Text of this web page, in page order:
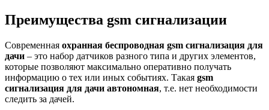
Преимущества gsm сигнализации
Современная охранная беспроводная gsm сигнализация для
дачи – это набор датчиков разного типа и других элементов,
которые позволяют максимально оперативно получать
информацию о тех или иных событиях. Такая gsm
сигнализация для дачи автономная, т.е. нет необходимости
следить за дачей.